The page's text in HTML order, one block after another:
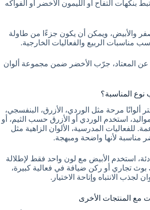
بنكهات التفاح أو الليمون الأخضر أو الفواكه
والأبيض، ويمكن أن يكون جزءًا من طاولة
مناسبات الربيع والفعاليات الخارجية.
عن المعتاد، جرّب الأخضر ضمن مجموعة ألوان
المناسبة؟
ألوانًا مرحة مثل الوردي، الأزرق، البنفسجي،
استخدم الوردي أو الأزرق حسب الثيم، أو
للفعاليات المدرسية، الألوان الزاهية مثل
مناسبة لأنها واضحة ومبهجة.
استخدم الأبيض مع لون واحد فقط لإطلالة
بوث تجاري أو ركن ضيافة في فعالية كبيرة،
لجذب الانتباه وإتاحة الاختيار.
مع المنتجات الأخرى